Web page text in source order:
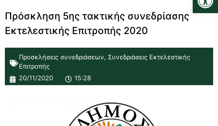
Πρόσκληση 5ης τακτικής συνεδρίασης
Εκτελεστικής Επιτροπής 2020
Προσκλήσεις συνεδριάσεων, Συνεδριάσεις Εκτελεστικής
Επιτροπής
20/11/2020
15:28